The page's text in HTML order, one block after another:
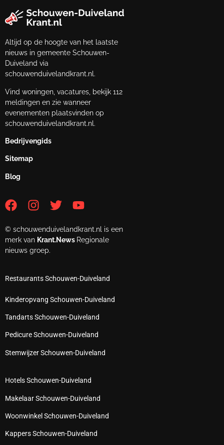
Altijd op de hoogte van het laatste
nieuws in gemeente Schouwen-
Duiveland via
schouwenduivelandkrant.nl.
Vind woningen, vacatures, bekijk 112
meldingen en zie wanneer
evenementen plaatsvinden op
schouwenduivelandkrant.nl.
Bedrijvengids
Sitemap
Blog
© schouwenduivelandkrant.nl is een
merk van Krant.News Regionale
nieuws groep.
Restaurants Schouwen-Duiveland
Kinderopvang Schouwen-Duiveland
Tandarts Schouwen-Duiveland
Pedicure Schouwen-Duiveland
Stemwijzer Schouwen-Duiveland
Hotels Schouwen-Duiveland
Makelaar Schouwen-Duiveland
Woonwinkel Schouwen-Duiveland
Kappers Schouwen-Duiveland